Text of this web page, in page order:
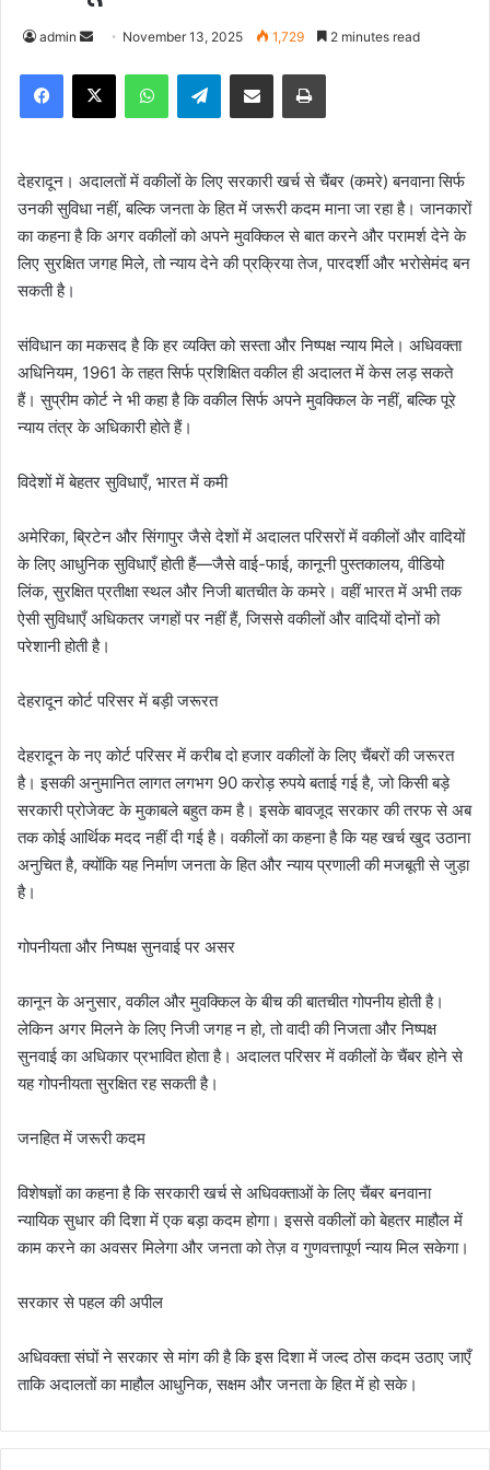
admin
n
d
a
i
November 13, 2025 1,729 2 minutes read
Telegram
देहरादून। अदालतों में वकीलों के लिए सरकारी खर्च से चैंबर (कमरे) बनवाना सिर्फ
उनकी सुविधा नहीं, बल्कि जनता के हित में जरूरी कदम माना जा रहा है। जानकारों
का कहना है कि अगर वकीलों को अपने मुवक्किल से बात करने और परामर्श देने के
लिए सुरक्षित जगह मिले, तो न्याय देने की प्रक्रिया तेज, पारदर्शी और भरोसेमंद बन
सकती है।
संविधान का मकसद है कि हर व्यक्ति को सस्ता और निष्पक्ष न्याय मिले। अधिवक्ता
अधिनियम, 1961 के तहत सिर्फ प्रशिक्षित वकील ही अदालत में केस लड़ सकते
हैं। सुप्रीम कोर्ट ने भी कहा है कि वकील सिर्फ अपने मुवक्किल के नहीं, बल्कि पूरे
न्याय तंत्र के अधिकारी होते हैं।
विदेशों में बेहतर सुविधाएँ, भारत में कमी
अमेरिका, ब्रिटेन और सिंगापुर जैसे देशों में अदालत परिसरों में वकीलों और वादियों
के लिए आधुनिक सुविधाएँ होती हैं—जैसे वाई-फाई, कानूनी पुस्तकालय, वीडियो
लिंक, सुरक्षित प्रतीक्षा स्थल और निजी बातचीत के कमरे। वहीं भारत में अभी तक
ऐसी सुविधाएँ अधिकतर जगहों पर नहीं हैं, जिससे वकीलों और वादियों दोनों को
परेशानी होती है।
देहरादून कोर्ट परिसर में बड़ी जरूरत
देहरादून के नए कोर्ट परिसर में करीब दो हजार वकीलों के लिए चैंबरों की जरूरत
है। इसकी अनुमानित लागत लगभग 90 करोड़ रुपये बताई गई है, जो किसी बड़े
सरकारी प्रोजेक्ट के मुकाबले बहुत कम है। इसके बावजूद सरकार की तरफ से अब
तक कोई आर्थिक मदद नहीं दी गई है। वकीलों का कहना है कि यह खर्च खुद उठाना
अनुचित है, क्योंकि यह निर्माण जनता के हित और न्याय प्रणाली की मजबूती से जुड़ा
है।
गोपनीयता और निष्पक्ष सुनवाई पर असर
कानून के अनुसार, वकील और मुवक्किल के बीच की बातचीत गोपनीय होती है।
लेकिन अगर मिलने के लिए निजी जगह न हो, तो वादी की निजता और निष्पक्ष
सुनवाई का अधिकार प्रभावित होता है। अदालत परिसर में वकीलों के चैंबर होने से
यह गोपनीयता सुरक्षित रह सकती है।
जनहित में जरूरी कदम
विशेषज्ञों का कहना है कि सरकारी खर्च से अधिवक्ताओं के लिए चैंबर बनवाना
न्यायिक सुधार की दिशा में एक बड़ा कदम होगा। इससे वकीलों को बेहतर माहौल में
काम करने का अवसर मिलेगा और जनता को तेज़ व गुणवत्तापूर्ण न्याय मिल सकेगा।
सरकार से पहल की अपील
अधिवक्ता संघों ने सरकार से मांग की है कि इस दिशा में जल्द ठोस कदम उठाए जाएँ
ताकि अदालतों का माहौल आधुनिक, सक्षम और जनता के हित में हो सके।